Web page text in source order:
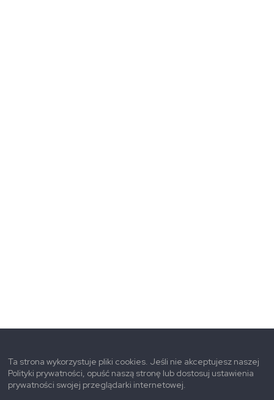
Ta strona wykorzystuje pliki cookies. Jeśli nie akceptujesz naszej
Polityki prywatności, opuść naszą stronę lub dostosuj ustawienia
prywatności swojej przeglądarki internetowej.